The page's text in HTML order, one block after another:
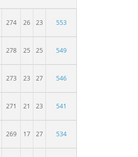
274 26 23 553
278 25 25 549
273 23 27 546
271 21 23 541
269 17 27 534